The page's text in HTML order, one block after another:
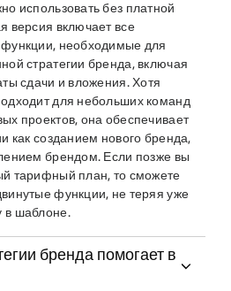
использовать без платной
версия включает все
необходимые для
стратегии бренда, включая
сдачи и вложения. Хотя
для небольших команд
проектов, она обеспечивает
как созданием нового бренда,
брендом. Если позже вы
тарифный план, то сможете
функции, не теряя уже
в шаблоне.
бренда помогает в